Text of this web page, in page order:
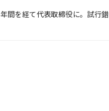
間を経て代表取締役に。試行錯